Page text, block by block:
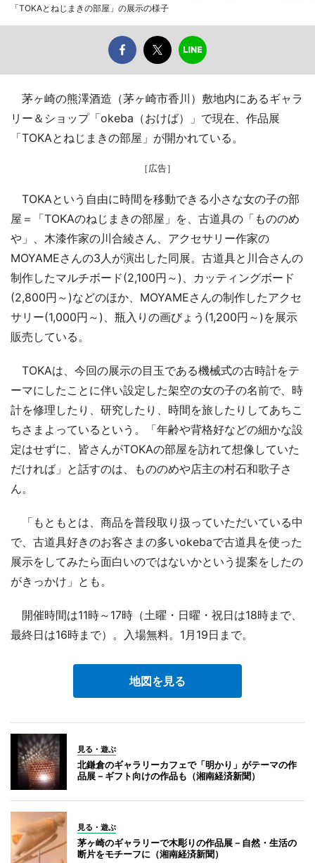
「TOKAとねじまきの部屋」の展示の様子
茅ヶ崎の熊澤酒造（茅ヶ崎市香川）敷地内にあるギャラ
リー＆ショップ「okeba（おけば）」で現在、作品展
「TOKAとねじまきの部屋」が開かれている。
［広告］
TOKAという自由に時間を移動できる小さな女の子の部
屋＝「TOKAのねじまきの部屋」を、古道具の「もののめ
や」、木漆作家の川合綾さん、アクセサリー作家の
MOYAMEさんの3人が演出した同展。古道具と川合さんの
制作したマルチボード(2,100円～)、カッティングボード
(2,800円～)などのほか、MOYAMEさんの制作したアクセ
サリー(1,000円～)、瓶入りの画びょう(1,200円～)を展示
販売している。
TOKAは、今回の展示の目玉である機械式の古時計をテ
ーマにしたことに伴い設定した架空の女の子の名前で、時
計を修理したり、研究したり、時間を旅したりしてあちこ
ちさまよっているという。「年齢や背格好などの細かな設
定はせずに、皆さんがTOKAの部屋を訪れて想像していた
だければ」と話すのは、もののめや店主の村石和歌子さ
ん。
「もともとは、商品を普段取り扱っていただいている中
で、古道具好きのお客さまの多いokebaで古道具を使った
展示をしてみたら面白いのではないかという提案をしたの
がきっかけ」とも。
開催時間は11時～17時（土曜・日曜・祝日は18時まで、
最終日は16時まで）。入場無料。1月19日まで。
地図を見る
見る・遊ぶ
北鎌倉のギャラリーカフェで「明かり」がテーマの作
品展－ギフト向けの作品も（湘南経済新聞）
見る・遊ぶ
茅ヶ崎のギャラリーで木彫りの作品展－自然・生活の
断片をモチーフに（湘南経済新聞）